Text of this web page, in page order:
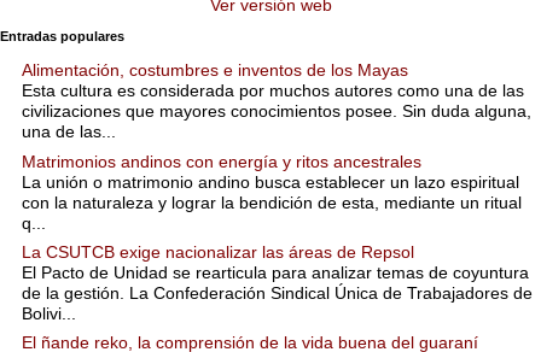
Ver versión web
Entradas populares
Alimentación, costumbres e inventos de los Mayas
Esta cultura es considerada por muchos autores como una de las
civilizaciones que mayores conocimientos posee. Sin duda alguna,
una de las...
Matrimonios andinos con energía y ritos ancestrales
La unión o matrimonio andino busca establecer un lazo espiritual
con la naturaleza y lograr la bendición de esta, mediante un ritual
q...
La CSUTCB exige nacionalizar las áreas de Repsol
El Pacto de Unidad se rearticula para analizar temas de coyuntura
de la gestión. La Confederación Sindical Única de Trabajadores de
Bolivi...
El ñande reko, la comprensión de la vida buena del guaraní